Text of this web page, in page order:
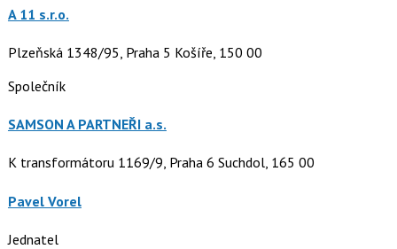
A 11 s.r.o.
Plzeňská 1348/95, Praha 5 Košíře, 150 00
Společník
SAMSON A PARTNEŘI a.s.
K transformátoru 1169/9, Praha 6 Suchdol, 165 00
Pavel Vorel
Jednatel